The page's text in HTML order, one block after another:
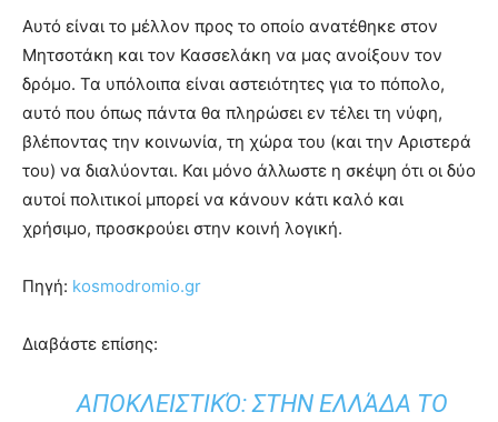
Αυτό είναι το μέλλον προς το οποίο ανατέθηκε στον
Μητσοτάκη και τον Κασσελάκη να μας ανοίξουν τον
δρόμο. Τα υπόλοιπα είναι αστειότητες για το πόπολο,
αυτό που όπως πάντα θα πληρώσει εν τέλει τη νύφη,
βλέποντας την κοινωνία, τη χώρα του (και την Αριστερά
του) να διαλύονται. Και μόνο άλλωστε η σκέψη ότι οι δύο
αυτοί πολιτικοί μπορεί να κάνουν κάτι καλό και
χρήσιμο, προσκρούει στην κοινή λογική.
Πηγή: kosmodromio.gr
Διαβάστε επίσης:
ΑΠΟΚΛΕΙΣΤΙΚΌ: ΣΤΗΝ ΕΛΛΆΔΑ ΤΟ